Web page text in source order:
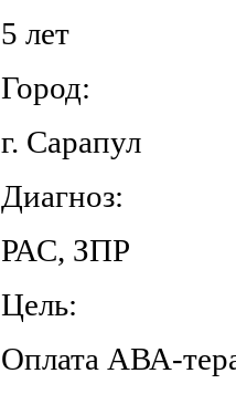
5 лет
Город:
г. Сарапул
Диагноз:
РАС, ЗПР
Цель:
Оплата АВА-